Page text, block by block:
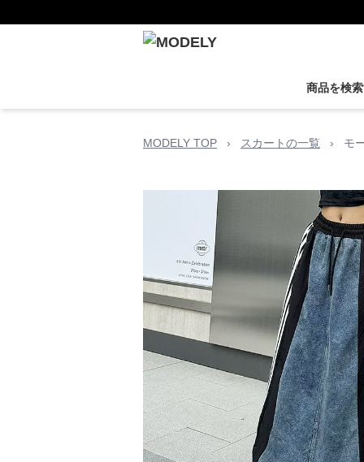
商品を検
MODELY TOP › スカートの一覧 › モ